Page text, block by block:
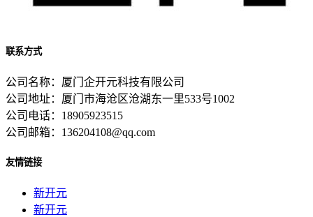
联系方式
公司名称：厦门企开元科技有限公司
公司地址：厦门市海沧区沧湖东一里533号1002
公司电话：18905923515
公司邮箱：136204108@qq.com
友情链接
新开元
新开元